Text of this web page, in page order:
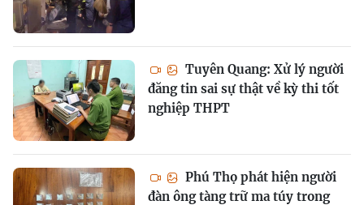
Tuyên Quang: Xử lý người
đăng tin sai sự thật về kỳ thi tốt
nghiệp THPT
Phú Thọ phát hiện người
đàn ông tàng trữ ma túy trong